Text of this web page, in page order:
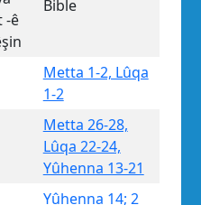
Metta 1-2, Lûqa
1-2
Metta 26-28,
Lûqa 22-24,
Yûhenna 13-21
Yûhenna 14; 2